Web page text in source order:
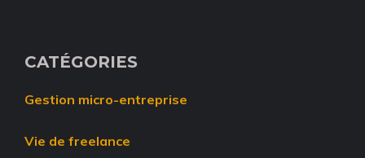
CATÉGORIES
Gestion micro-entreprise
Vie de freelance